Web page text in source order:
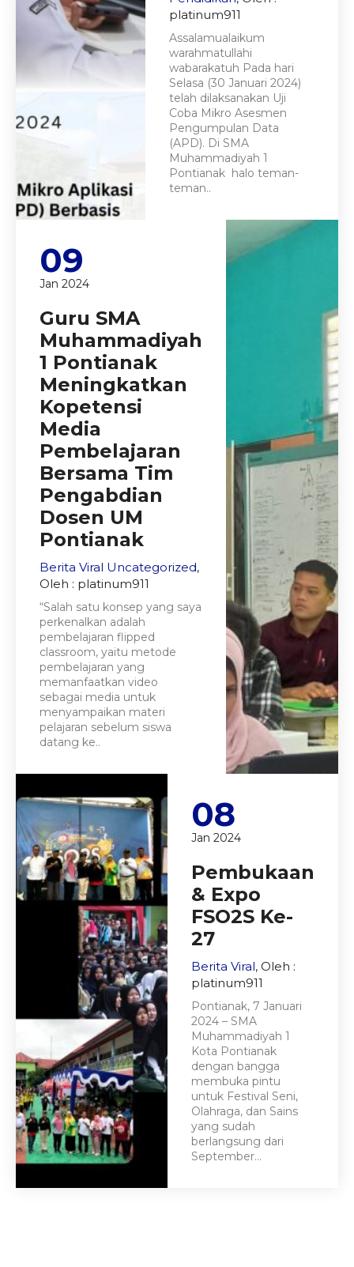
platinum911
Assalamualaikum
warahmatullahi
wabarakatuh Pada hari
Selasa (30 Januari 2024)
telah dilaksanakan Uji
Coba Mikro Asesmen
Pengumpulan Data
(APD). Di SMA
Muhammadiyah 1
Pontianak halo teman-
teman..
09
Jan 2024
Guru SMA
Muhammadiyah
1 Pontianak
Meningkatkan
Kopetensi
Media
Pembelajaran
Bersama Tim
Pengabdian
Dosen UM
Pontianak
Berita Viral Uncategorized,
Oleh : platinum911
“Salah satu konsep yang saya
perkenalkan adalah
pembelajaran flipped
classroom, yaitu metode
pembelajaran yang
memanfaatkan video
sebagai media untuk
menyampaikan materi
pelajaran sebelum siswa
datang ke..
08
Jan 2024
Pembukaan
& Expo
FSO2S Ke-
27
Berita Viral, Oleh :
platinum911
Pontianak, 7 Januari
2024 – SMA
Muhammadiyah 1
Kota Pontianak
dengan bangga
membuka pintu
untuk Festival Seni,
Olahraga, dan Sains
yang sudah
berlangsung dari
September...